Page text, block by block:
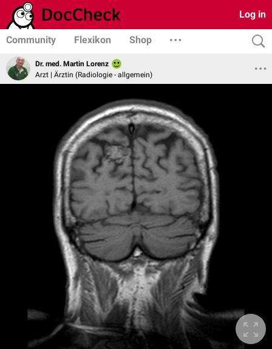
Log in
Community Flexikon Shop
Dr. med. Martin Lorenz
Arzt | Ärztin (Radiologie - allgemein)